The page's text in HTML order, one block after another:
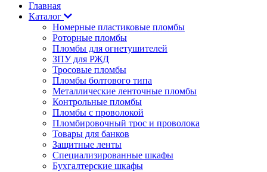
Главная
Каталог
Номерные пластиковые пломбы
Роторные пломбы
Пломбы для огнетушителей
ЗПУ для РЖД
Тросовые пломбы
Пломбы болтового типа
Металлические ленточные пломбы
Контрольные пломбы
Пломбы с проволокой
Пломбировочный трос и проволока
Товары для банков
Защитные ленты
Cпециализированные шкафы
Бухгалтерские шкафы